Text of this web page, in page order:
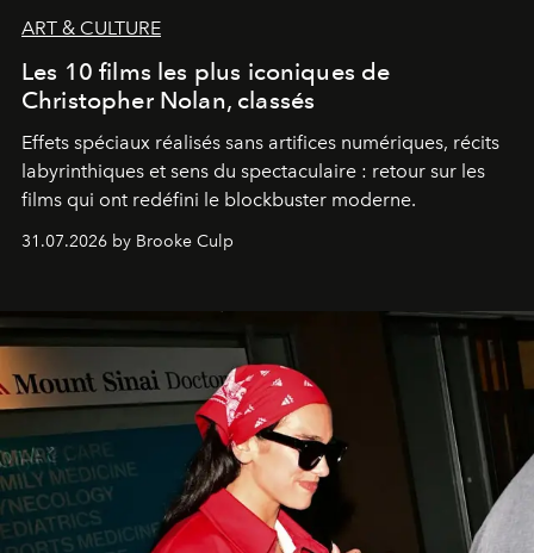
ART & CULTURE
Les 10 films les plus iconiques de
Christopher Nolan, classés
Effets spéciaux réalisés sans artifices numériques, récits
labyrinthiques et sens du spectaculaire : retour sur les
films qui ont redéfini le blockbuster moderne.
31.07.2026 by Brooke Culp